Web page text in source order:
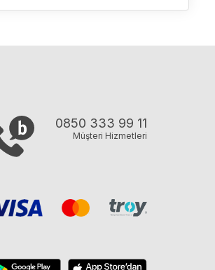
0850 333 99 11
Müşteri Hizmetleri